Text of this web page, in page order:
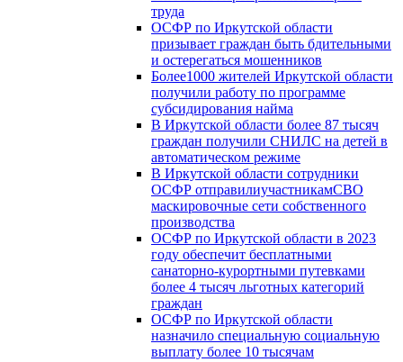
труда
ОСФР по Иркутской области
призывает граждан быть бдительными
и остерегаться мошенников
Более1000 жителей Иркутской области
получили работу по программе
субсидирования найма
В Иркутской области более 87 тысяч
граждан получили СНИЛС на детей в
автоматическом режиме
В Иркутской области сотрудники
ОСФР отправилиучастникамСВО
маскировочные сети собственного
производства
ОСФР по Иркутской области в 2023
году обеспечит бесплатными
санаторно-курортными путевками
более 4 тысяч льготных категорий
граждан
ОСФР по Иркутской области
назначило специальную социальную
выплату более 10 тысячам